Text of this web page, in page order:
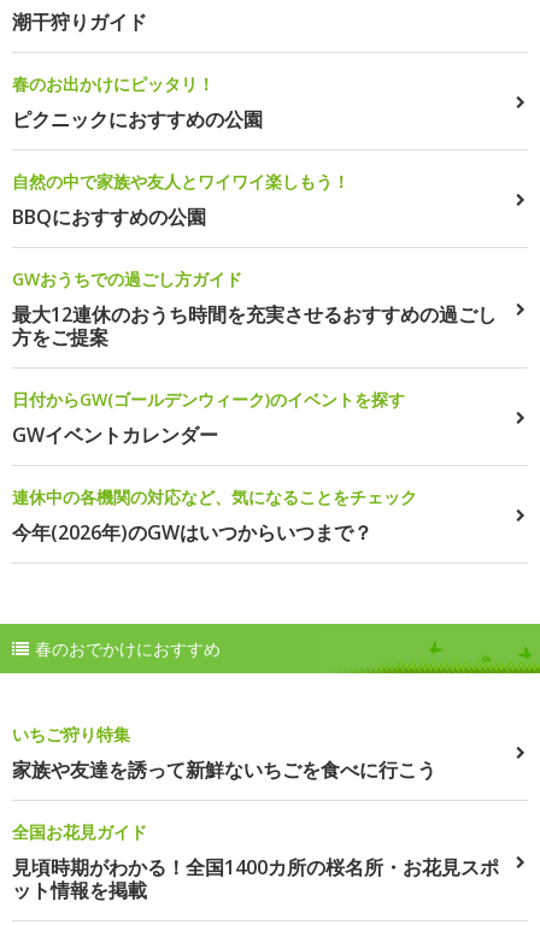
潮干狩りガイド
春のお出かけにピッタリ！
ピクニックにおすすめの公園
自然の中で家族や友人とワイワイ楽しもう！
BBQにおすすめの公園
GWおうちでの過ごし方ガイド
最大12連休のおうち時間を充実させるおすすめの過ごし
方をご提案
日付からGW(ゴールデンウィーク)のイベントを探す
GWイベントカレンダー
連休中の各機関の対応など、気になることをチェック
今年(2026年)のGWはいつからいつまで？
春のおでかけにおすすめ
いちご狩り特集
家族や友達を誘って新鮮ないちごを食べに行こう
全国お花見ガイド
見頃時期がわかる！全国1400カ所の桜名所・お花見スポ
ット情報を掲載